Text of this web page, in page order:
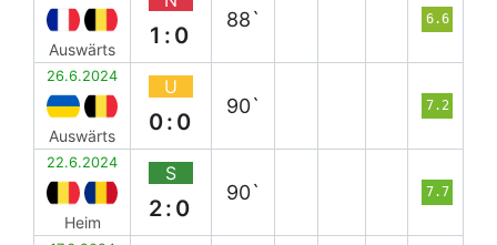
Auswärts
1:0
88` 6.6
26.6.2024
Auswärts
U
0:0
90` 7.2
22.6.2024
Heim
S
2:0
90` 7.7